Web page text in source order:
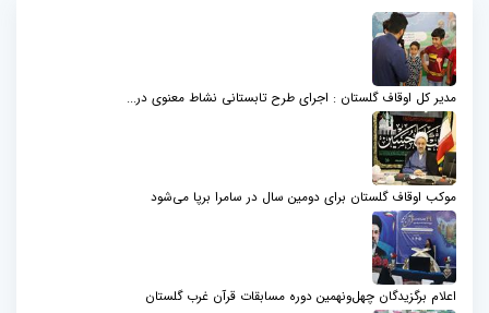
مدیر کل اوقاف گلستان : اجرای طرح تابستانی نشاط معنوی در...
موکب اوقاف گلستان برای دومین سال در سامرا برپا می‌شود
اعلام برگزیدگان چهل‌ونهمین دوره مسابقات قرآن غرب گلستان